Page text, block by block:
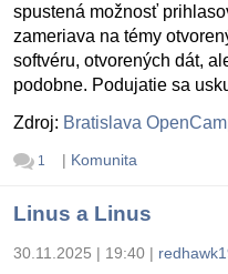
spustená možnosť
zameriava na témy
softvéru, otvorených dát,
podobne. Podujatie sa
Zdroj: Bratislava
1 | Komunita
Linus a Linus
30.11.2025 | 19:40 |